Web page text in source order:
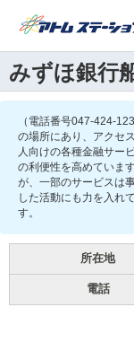
みずほ銀行
（電話番号047-424-
の場所にあり、アクセ
人向けの各種金融サー
の利便性を高めていま
が、一部のサービスは
した活動にも力を入れ
す。
所在地
電話